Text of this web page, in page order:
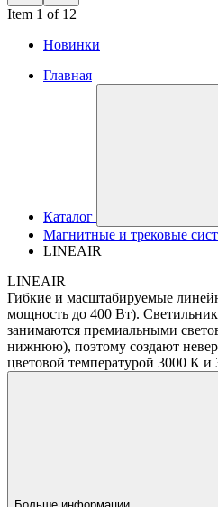
Item 1 of 12
Новинки
Главная
Каталог
Магнитные и трековые
LINEAIR
LINEAIR
Гибкие и масштабируемые
мощность до 400 Вт).
занимаются премиальными
нижнюю), поэтому создают
цветовой температурой 3000 К и